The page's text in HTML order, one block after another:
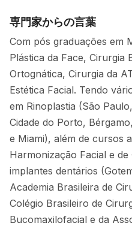
専門家からの言葉
Com pós graduações em
Plástica da Face, Cirurgia
Ortognática, Cirurgia da
Estética Facial. Tendo
em Rinoplastia (São
Cidade do Porto,
e Miami), além de cursos
Harmonização Facial e
implantes dentários
Academia Brasileira de
Colégio Brasileiro de
Bucomaxilofacial e da